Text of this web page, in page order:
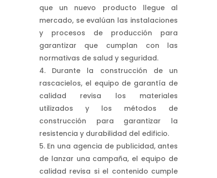
que un nuevo producto llegue al
mercado, se evalúan las instalaciones
y procesos de producción para
garantizar que cumplan con las
normativas de salud y seguridad.
Durante la construcción de un
rascacielos, el equipo de garantía de
calidad revisa los materiales
utilizados y los métodos de
construcción para garantizar la
resistencia y durabilidad del edificio.
En una agencia de publicidad, antes
de lanzar una campaña, el equipo de
calidad revisa si el contenido cumple